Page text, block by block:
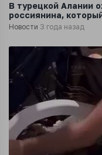
В турецкой Алании
россиянина,
супругу
Новости 3 года назад